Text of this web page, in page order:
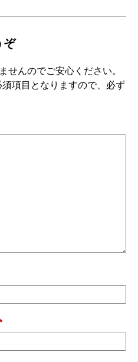
ぞ
せんのでご安心ください。
項目となりますので、必ず